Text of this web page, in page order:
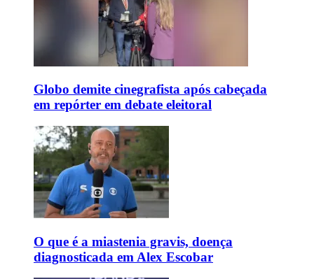
Globo demite cinegrafista após cabeçada
em repórter em debate eleitoral
O que é a miastenia gravis, doença
diagnosticada em Alex Escobar